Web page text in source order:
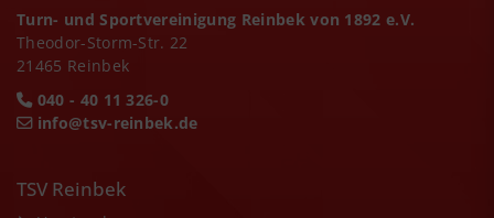
Turn- und Sportvereinigung Reinbek von 1892 e.V.
Theodor-Storm-Str. 22
21465 Reinbek
040 - 40 11 326-0
info@tsv-reinbek.de
TSV Reinbek